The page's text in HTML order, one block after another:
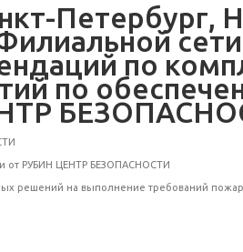
Петербург,
по
по
от РУБИН ЦЕНТР БЕЗОПАСНОСТИ
решений на выполнение требований